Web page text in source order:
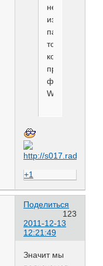
не
изменяет
память,
то
колестраль
производит
фирма
WELLA..
+1
Поделиться
123
2011-12-13
12:21:49
Значит мы